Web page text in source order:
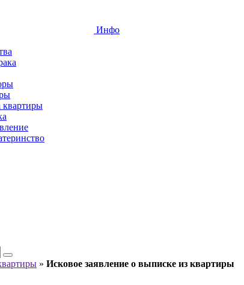
Инфо
квартиры
» Исковое заявление о выписке из квартиры